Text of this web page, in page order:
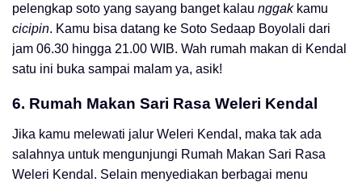
pelengkap soto yang sayang banget kalau nggak kamu
cicipin. Kamu bisa datang ke Soto Sedaap Boyolali dari
jam 06.30 hingga 21.00 WIB. Wah rumah makan di Kendal
satu ini buka sampai malam ya, asik!
6. Rumah Makan Sari Rasa Weleri Kendal
Jika kamu melewati jalur Weleri Kendal, maka tak ada
salahnya untuk mengunjungi Rumah Makan Sari Rasa
Weleri Kendal. Selain menyediakan berbagai menu